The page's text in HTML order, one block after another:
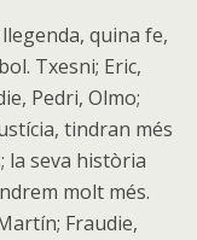
quina fe,
Txesni; Eric,
Pedri, Olmo;
tindran més
la seva història
molt més.
Fraudie,